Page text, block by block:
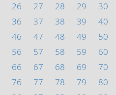
26 27 28 29
30
36 37 38 39
40
46 47 48 49
50
56 57 58 59
60
66 67 68 69
70
76 77 78 79
80